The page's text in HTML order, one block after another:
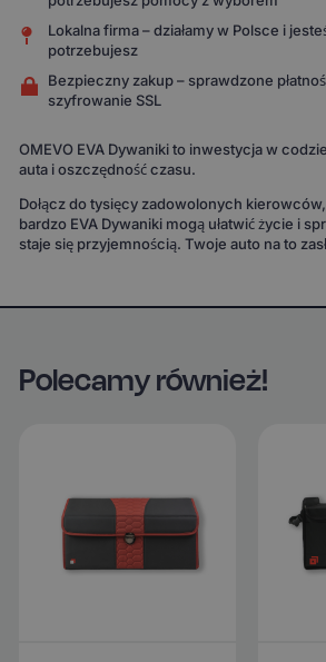
Lokalna firma – działamy w Polsce i
potrzebujesz
Bezpieczny zakup – sprawdzone
szyfrowanie SSL
OMEVO EVA Dywaniki to inwestycja w
auta i oszczędność czasu.
Dołącz do tysięcy zadowolonych
bardzo EVA Dywaniki mogą ułatwić życie i
staje się przyjemnością. Twoje auto na to
Polecamy również!